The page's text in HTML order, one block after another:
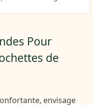
Pour
de
envisage